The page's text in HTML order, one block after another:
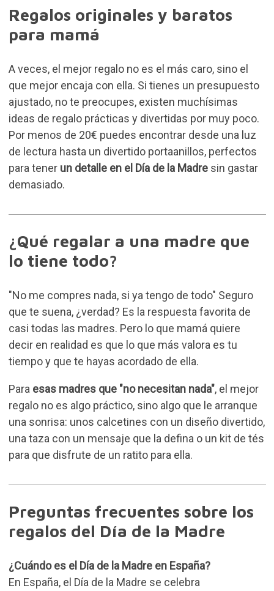
Regalos originales y baratos
para mamá
A veces, el mejor regalo no es el más caro, sino el
que mejor encaja con ella. Si tienes un presupuesto
ajustado, no te preocupes, existen muchísimas
ideas de regalo prácticas y divertidas por muy poco.
Por menos de 20€ puedes encontrar desde una luz
de lectura hasta un divertido portaanillos, perfectos
para tener un detalle en el Día de la Madresin gastar
demasiado.
¿Qué regalar a una madre que
lo tiene todo?
"No me compres nada, si ya tengo de todo" Seguro
que te suena, ¿verdad? Es la respuesta favorita de
casi todas las madres. Pero lo que mamá quiere
decir en realidad es que lo que más valora es tu
tiempo y que te hayas acordado de ella.
Para esas madres que "no necesitan nada", el mejor
regalo no es algo práctico, sino algo que le arranque
una sonrisa: unos calcetines con un diseño divertido,
una taza con un mensaje que la defina o un kit de tés
para que disfrute de un ratito para ella.
Preguntas frecuentes sobre los
regalos del Día de la Madre
¿Cuándo es el Día de la Madre en España?
En España, el Día de la Madre se celebra